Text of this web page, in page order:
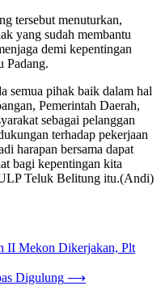
tersebut menuturkan,
yang sudah membantu
demi kepentingan
Padang.
semua pihak baik dalam hal
Pemerintah Daerah,
sebagai pelanggan
terhadap pekerjaan
harapan bersama dapat
bagi kepentingan kita
Teluk Belitung itu.(Andi)
II Mekon Dikerjakan, Plt
Digulung ⟶